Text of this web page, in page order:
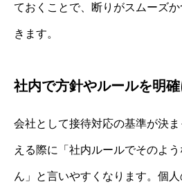
ておくことで、断りがスムーズ
きます。
社内で方針やルールを明確
会社として接待対応の基準が決
える際に「社内ルールでそのよ
ん」と言いやすくなります。個